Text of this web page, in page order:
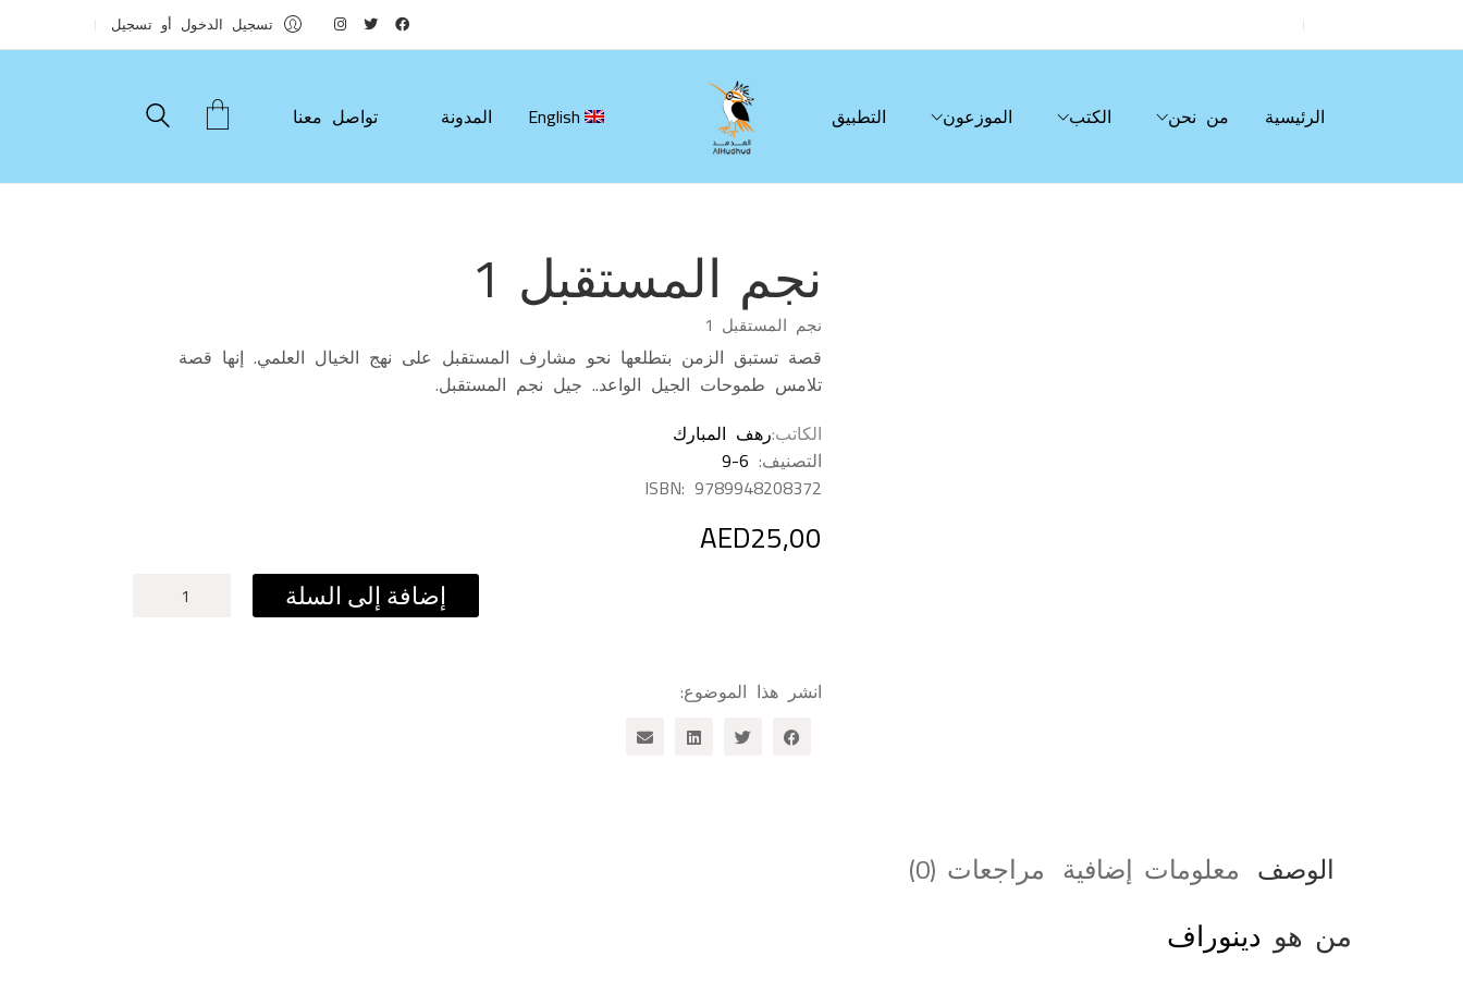
تسجيل الدخول أو تسجيل
الرئيسية من نحن الكتب الموزعون التطبيق English المدونة تواصل معنا
نجم المستقبل 1
نجم المستقبل 1
قصة تستبق الزمن بتطلعها نحو مشارف المستقبل على نهج الخيال العلمي. إنها قصة
تلامس طموحات الجيل الواعد.. جيل نجم المستقبل.
الكاتبرهف المبارك
التصنيف: 9-6
ISBN: 9789948208372
AED25,00
إضافة إلى السلة
انشر هذا الموضوع:
الوصف معلومات إضافية مراجعات (0)
من هو دينوراف